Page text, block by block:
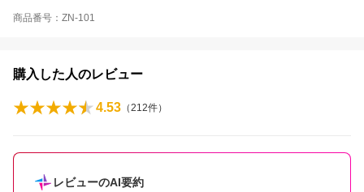
商品番号：ZN-101
購入した人のレビュー
4.53 （212件）
レビューのAI要約